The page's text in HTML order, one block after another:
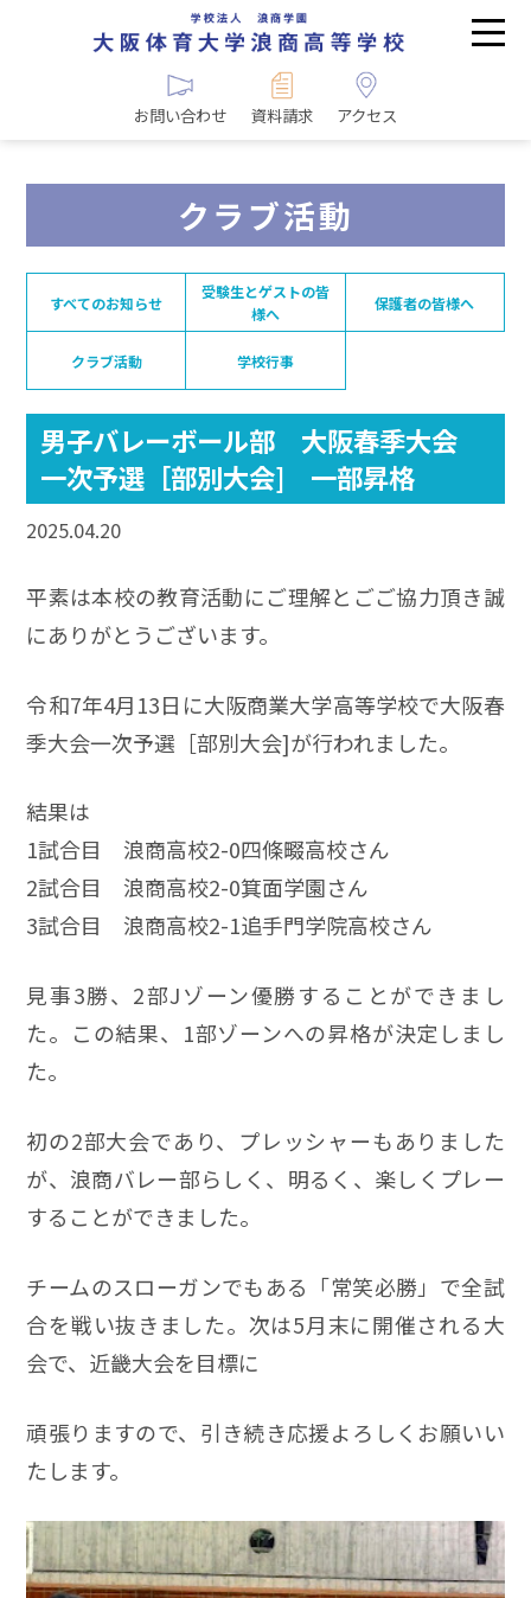
お問い合わせ 資料請求 アクセス
クラブ活動
すべてのお知らせ
受験生とゲストの皆
様へ
保護者の皆様へ
クラブ活動 学校行事
男子バレーボール部 大阪春季大会
一次予選［部別大会] 一部昇格
2025.04.20
平素は本校の教育活動にご理解とごご協力頂き誠
にありがとうございます。
令和7年4月13日に大阪商業大学高等学校で大阪春
季大会一次予選［部別大会]が行われました。
結果は
1試合目 浪商高校2-0四條畷高校さん
2試合目 浪商高校2-0箕面学園さん
3試合目 浪商高校2-1追手門学院高校さん
見事3勝、2部Jゾーン優勝することができまし
た。この結果、1部ゾーンへの昇格が決定しまし
た。
初の2部大会であり、プレッシャーもありました
が、浪商バレー部らしく、明るく、楽しくプレー
することができました。
チームのスローガンでもある「常笑必勝」で全試
合を戦い抜きました。次は5月末に開催される大
会で、近畿大会を目標に
頑張りますので、引き続き応援よろしくお願いい
たします。